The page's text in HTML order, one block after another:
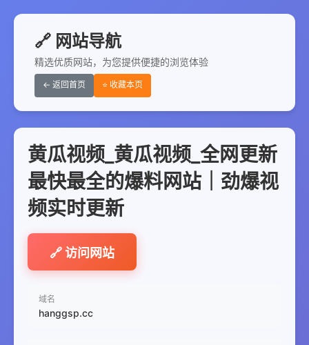
🔗 网站导航
精选优质网站，为您提供便捷的浏览体验
← 返回首页 ⭐ 收藏本页
黄瓜视频_黄瓜视频_全网更新
最快最全的爆料网站｜劲爆视
频实时更新
🔗 访问网站
域名
hanggsp.cc